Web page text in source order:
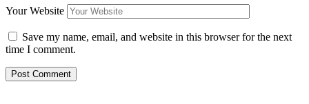
Your Website
Save my name, email, and website in this browser for the next
time I comment.